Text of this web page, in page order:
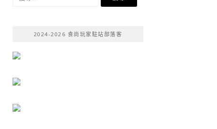
2024-2026 食尚玩家駐站部落客